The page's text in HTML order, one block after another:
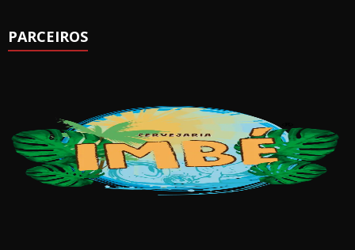
PARCEIROS